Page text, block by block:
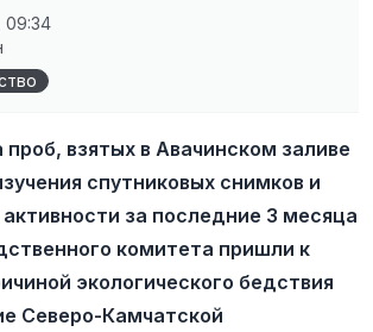
09:34
взятых в Авачинском заливе
спутниковых снимков и
за последние 3 месяца
комитета пришли к
экологического бедствия
Северо-Камчатской